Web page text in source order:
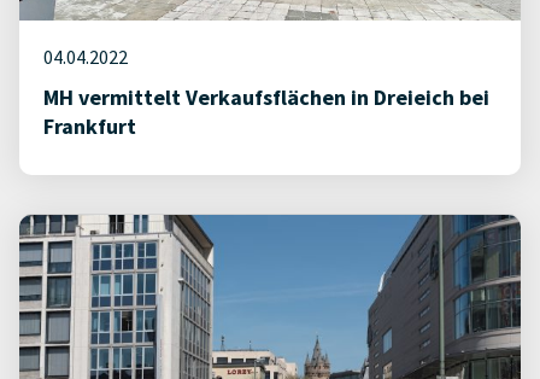
04.04.2022
MH vermittelt Verkaufsflächen in Dreieich bei
Frankfurt